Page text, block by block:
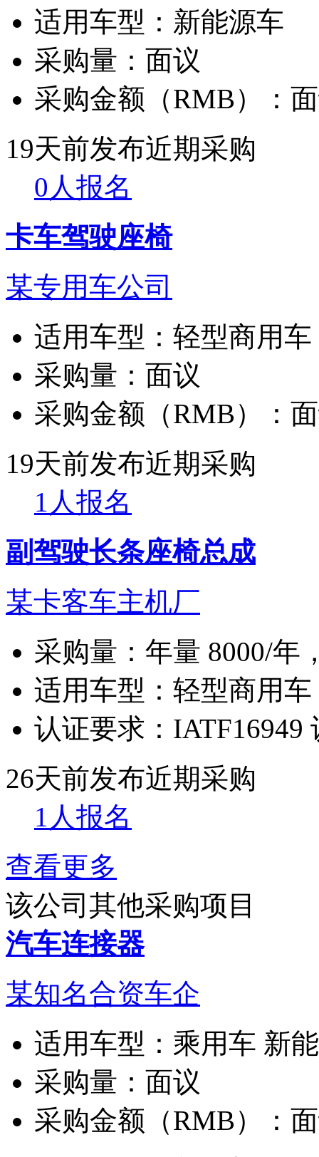
适用车型： 新能源车
采购量： 面议
采购金额（RMB）：
19天前发布近期采购
0人报名
卡车驾驶座椅
某专用车公司
适用车型： 轻型商用
采购量： 面议
采购金额（RMB）：
19天前发布近期采购
1人报名
副驾驶长条座椅总成
某卡客车主机厂
采购量： 年量 8000/年
适用车型： 轻型商用
认证要求： IATF16949
26天前发布近期采购
1人报名
查看更多
该公司其他采购项目
汽车连接器
某知名合资车企
适用车型： 乘用车 新
采购量： 面议
采购金额（RMB）：